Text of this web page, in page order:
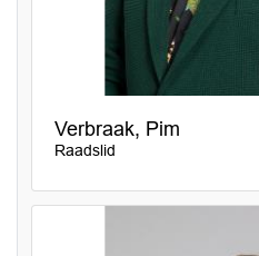
Verbraak, Pim
Raadslid